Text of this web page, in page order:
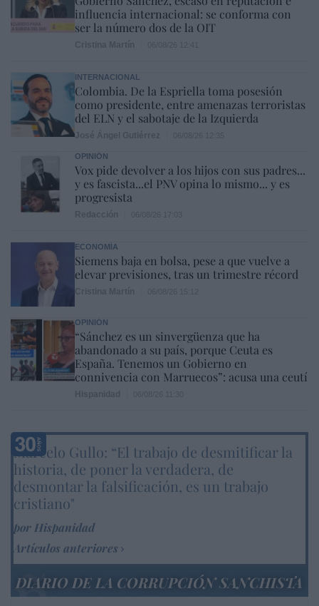
influencia internacional: se conforma con
ser la número dos de la OIT
INTERNACIONAL
Colombia. De la Espriella toma posesión
como presidente, entre amenazas terroristas
del ELN y el sabotaje de la Izquierda
OPINIÓN
Vox pide devolver a los hijos con sus padres...
y es fascista...el PNV opina lo mismo... y es
progresista
ECONOMÍA
Siemens baja en bolsa, pese a que vuelve a
elevar previsiones, tras un trimestre récord
OPINIÓN
“Sánchez es un sinvergüenza que ha
abandonado a su país, porque Ceuta es
España. Tenemos un Gobierno en
connivencia con Marruecos”: acusa una ceutí
Marcelo Gullo: “El trabajo de desmitificar la
historia, de poner la verdadera, de
desmontar la falsificación, es un trabajo
cristiano"
por Hispanidad
Artículos anteriores
DIARIO DE LA CORRUPCIÓN SANCHISTA